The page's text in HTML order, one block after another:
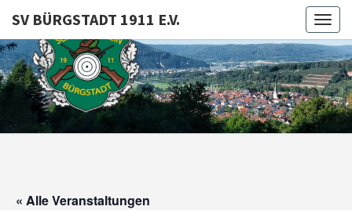
SV BÜRGSTADT 1911 E.V.
SV
1911
« Alle Veranstaltungen